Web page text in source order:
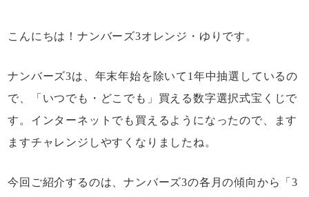
サイトマップ
こんにちは！ナンバーズ3オレンジ・ゆりです。
ナンバーズ3は、年末年始を除いて1年中抽選しているの
で、「いつでも・どこでも」買える数字選択式宝くじで
す。インターネットでも買えるようになったので、ます
ますチャレンジしやすくなりましたね。
今回ご紹介するのは、ナンバーズ3の各月の傾向から「3